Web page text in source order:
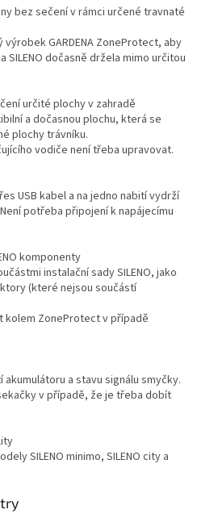
bez sečení v rámci určené travnaté
GARDENA ZoneProtect, aby
dočasně držela mimo určitou
určité plochy v zahradě
a dočasnou plochu, která se
plochy trávníku.
vodiče není třeba upravovat.
USB kabel a na jedno nabití vydrží
potřeba připojení k napájecímu
komponenty
instalační sady SILENO, jako
(které nejsou součástí
kolem ZoneProtect v případě
akumulátoru a stavu signálu smyčky.
v případě, že je třeba dobít
SILENO minimo, SILENO city a